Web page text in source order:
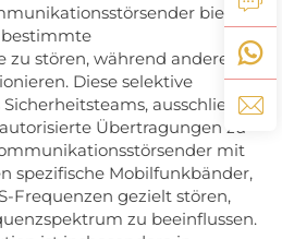
bieten
stören, während andere
Diese selektive
ausschließlich
Übertragungen zu
mit
spezifische Mobilfunkbänder,
Frequenzen gezielt stören,
zu beeinflussen.